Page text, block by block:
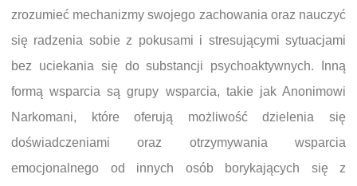
zrozumieć mechanizmy swojego zachowania oraz nauczyć
się radzenia sobie z pokusami i stresującymi sytuacjami
bez uciekania się do substancji psychoaktywnych. Inną
formą wsparcia są grupy wsparcia, takie jak Anonimowi
Narkomani, które oferują możliwość dzielenia się
doświadczeniami oraz otrzymywania wsparcia
emocjonalnego od innych osób borykających się z